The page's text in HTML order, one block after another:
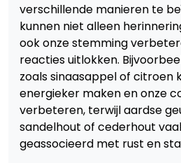
verschillende manieren te
kunnen niet alleen
ook onze stemming
reacties uitlokken.
zoals sinaasappel of citroen
energieker maken en onze
verbeteren, terwijl aardse
sandelhout of cederhout
geassocieerd met rust en